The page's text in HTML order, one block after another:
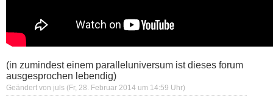
(in zumindest einem paralleluniversum ist dieses forum
ausgesprochen lebendig)
Geändert von juls (Fr, 28. Februar 2014 um 14:59 Uhr)